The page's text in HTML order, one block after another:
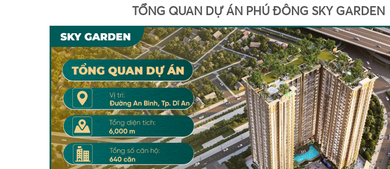
•
TỔNG QUAN DỰ ÁN PHÚ ĐÔNG SKY GARDEN